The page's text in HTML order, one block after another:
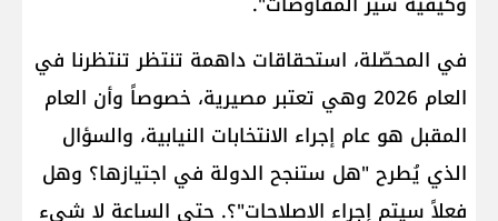
في المحصّلة، استحقاقات داهمة تنتظر تنتظرنا في
العام 2026 وهي تعتبر مصيرية، خصوصاً وأن العام
المقبل هو عام إجراء ​الانتخابات النيابية​، والسؤال
الذي يُطرح "هل ستنجح الدولة في اجتيازها؟ وهل
فعلاً سيتم إجراء الاصلاحات"؟. حتى الساعة لا شيء